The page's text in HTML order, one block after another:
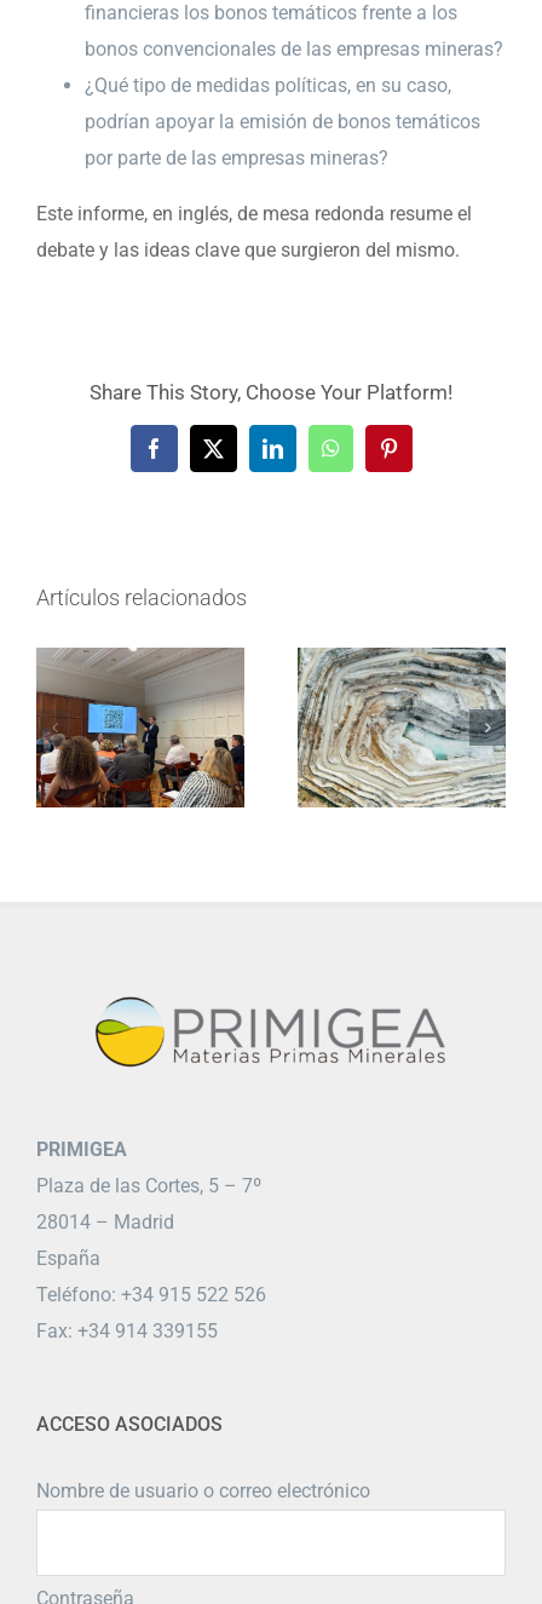
financieras los bonos temáticos frente a los
bonos convencionales de las empresas mineras?
¿Qué tipo de medidas políticas, en su caso,
podrían apoyar la emisión de bonos temáticos
por parte de las empresas mineras?
Este informe, en inglés, de mesa redonda resume el
debate y las ideas clave que surgieron del mismo.
Share This Story, Choose Your Platform!
Facebook
X LinkedInWhatsAppPinterest
Artículos relacionados
PRIMIGEA
Plaza de las Cortes, 5 – 7º
28014 – Madrid
España
Teléfono: +34 915 522 526
Fax: +34 914 339155
ACCESO ASOCIADOS
Nombre de usuario o correo electrónico
Contraseña